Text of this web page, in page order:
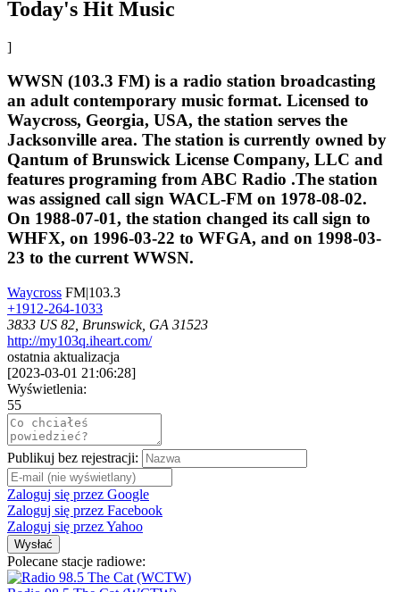
Today's Hit Music
]
WWSN (103.3 FM) is a radio station broadcasting
an adult contemporary music format. Licensed to
Waycross, Georgia, USA, the station serves the
Jacksonville area. The station is currently owned by
Qantum of Brunswick License Company, LLC and
features programing from ABC Radio .The station
was assigned call sign WACL-FM on 1978-08-02.
On 1988-07-01, the station changed its call sign to
WHFX, on 1996-03-22 to WFGA, and on 1998-03-
23 to the current WWSN.
Waycross FM|103.3
+1912-264-1033
3833 US 82, Brunswick, GA 31523
http://my103q.iheart.com/
ostatnia aktualizacja
[2023-03-01 21:06:28]
Wyświetlenia:
55
Publikuj bez rejestracji:
Zaloguj się przez Google
Zaloguj się przez Facebook
Zaloguj się przez Yahoo
Wysłać
Polecane stacje radiowe: